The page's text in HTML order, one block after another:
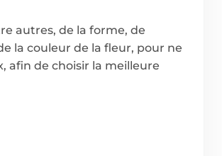
autres, de la forme, de
la couleur de la fleur, pour ne
afin de choisir la meilleure